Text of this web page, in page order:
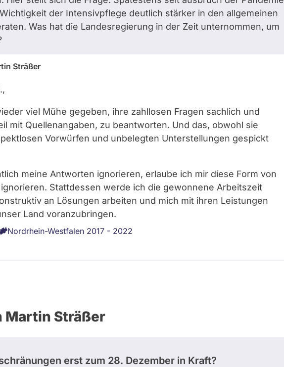
der Intensivpflege deutlich stärker in den allgemeinen
Was hat die Landesregierung in der Zeit unternommen, um
Sträßer
,
viel Mühe gegeben, ihre zahllosen Fragen sachlich und
mit Quellenangaben, zu beantworten. Und das, obwohl sie
Vorwürfen und unbelegten Unterstellungen gespickt
meine Antworten ignorieren, erlaube ich mir diese Form von
Stattdessen werde ich die gewonnene Arbeitszeit
an Lösungen arbeiten und mich mit ihren Leistungen
Land voranzubringen.
Nordrhein-Westfalen 2017 - 2022
Martin Sträßer
erst zum 28. Dezember in Kraft?